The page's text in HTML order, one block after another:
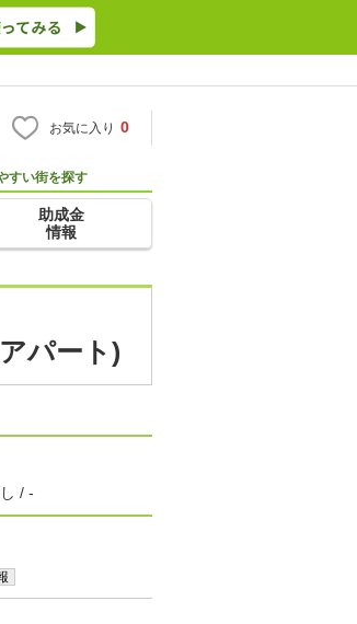
お気に入り 0
すい街を探す
助成金
情報
パート)
/ -